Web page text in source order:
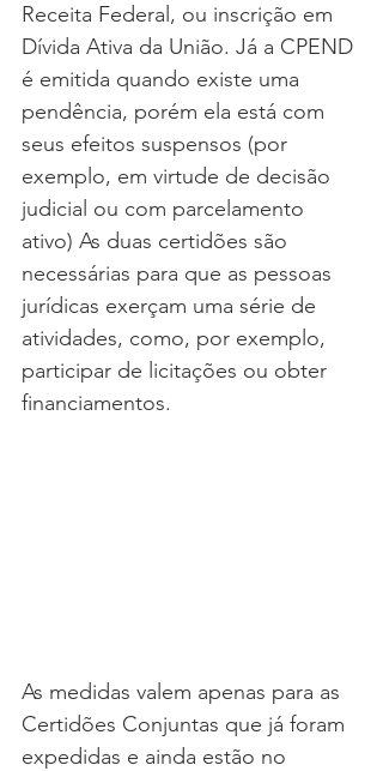
Receita Federal, ou inscrição em
Dívida Ativa da União. Já a CPEND
é emitida quando existe uma
pendência, porém ela está com
seus efeitos suspensos (por
exemplo, em virtude de decisão
judicial ou com parcelamento
ativo) As duas certidões são
necessárias para que as pessoas
jurídicas exerçam uma série de
atividades, como, por exemplo,
participar de licitações ou obter
financiamentos.
As medidas valem apenas para as
Certidões Conjuntas que já foram
expedidas e ainda estão no